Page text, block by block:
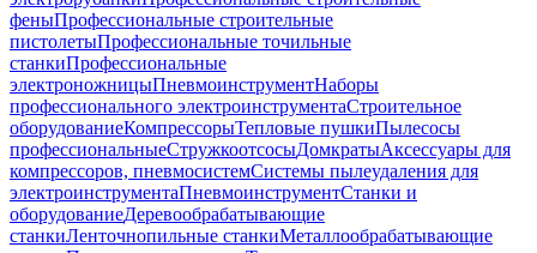
феныПрофессиональные строительные
пистолетыПрофессиональные точильные
станкиПрофессиональные
электроножницыПневмоинструментНаборы
профессионального электроинструментаСтроительное
оборудованиеКомпрессорыТепловые пушкиПылесосы
профессиональныеСтружкоотсосыДомкратыАксессуары для
компрессоров, пневмосистемСистемы пылеудаления для
электроинструментаПневмоинструментСтанки и
оборудованиеДеревообрабатывающие
станкиЛенточнопильные станкиМеталлообрабатывающие